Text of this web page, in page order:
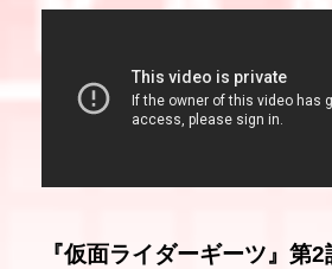
『仮面ライダーギーツ』第